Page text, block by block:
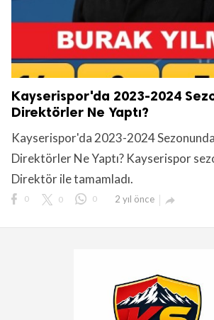
Kayserispor'da 2023-2024
Direktörler Ne Yaptı?
Kayserispor'da 2023-2024
Direktörler Ne Yaptı? Kayserispor
Direktör ile tamamladı.
0 0 0 2 yıl önce 